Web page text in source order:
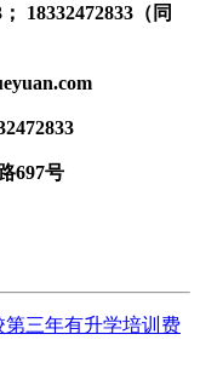
18332472833（同
697号
三年有升学培训费